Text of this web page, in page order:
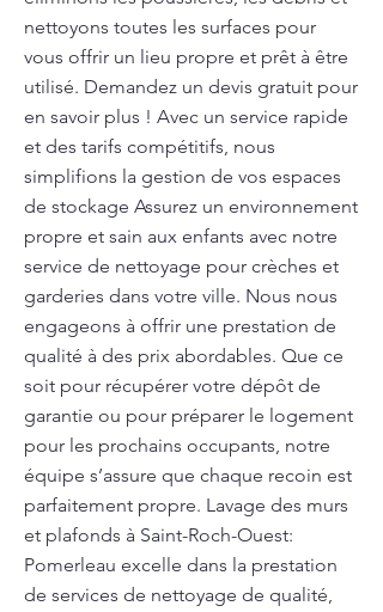
nettoyons toutes les surfaces pour
vous offrir un lieu propre et prêt à être
utilisé. Demandez un devis gratuit pour
en savoir plus ! Avec un service rapide
et des tarifs compétitifs, nous
simplifions la gestion de vos espaces
de stockage Assurez un environnement
propre et sain aux enfants avec notre
service de nettoyage pour crèches et
garderies dans votre ville. Nous nous
engageons à offrir une prestation de
qualité à des prix abordables. Que ce
soit pour récupérer votre dépôt de
garantie ou pour préparer le logement
pour les prochains occupants, notre
équipe s’assure que chaque recoin est
parfaitement propre. Lavage des murs
et plafonds à Saint-Roch-Ouest:
Pomerleau excelle dans la prestation
de services de nettoyage de qualité,